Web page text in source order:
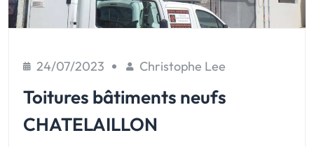
24/07/2023 Christophe Lee
Toitures bâtiments neufs
CHATELAILLON